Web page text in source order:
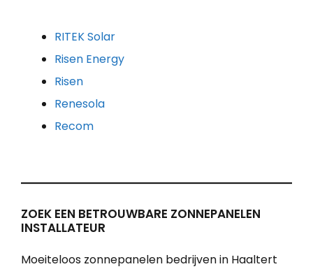
RITEK Solar
Risen Energy
Risen
Renesola
Recom
ZOEK EEN BETROUWBARE ZONNEPANELEN
INSTALLATEUR
Moeiteloos zonnepanelen bedrijven in Haaltert